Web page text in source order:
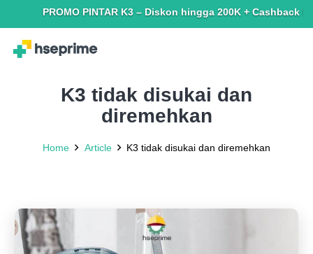
PROMO PINTAR K3 – Diskon hingga 200K + Cashback
K3 tidak disukai dan
diremehkan
Home Article K3 tidak disukai dan diremehkan